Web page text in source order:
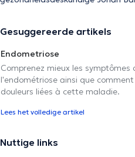
Gesuggereerde artikels
Endometriose
Comprenez mieux les symptômes
l'endométriose ainsi que
douleurs liées à cette maladie.
Lees het volledige artikel
Nuttige links